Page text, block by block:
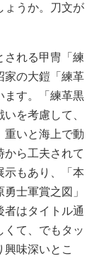
ょうか。刀文が
れる甲冑「練
家の大鎧「練革
ます。「練革黒
を考慮して、
重いと海上で動
から工夫されて
示もあり、「本
士軍賞之図」
者はタイトル通
くて、でもタッ
味深いとこ